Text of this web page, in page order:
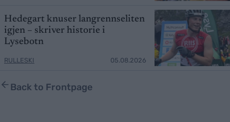
Hedegart knuser langrennseliten
igjen – skriver historie i
Lysebotn
RULLESKI 05.08.2026
Back to Frontpage